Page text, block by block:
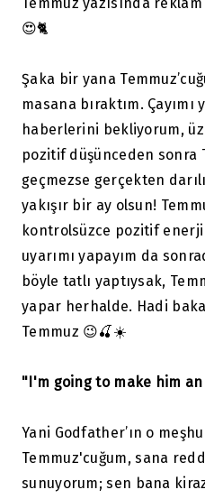
😍🐈
Şaka bir yana
masana bıraktım.
haberlerini bekliyorum,
pozitif düşünceden sonra
geçmezse gerçekten
yakışır bir ay olsun!
kontrolsüzce pozitif enerji
uyarımı yapayım da
böyle tatlı yaptıysak,
yapar herhalde. Hadi
Temmuz 😉🍒☀️
"I'm going to make him
Yani Godfather’ın o
Temmuz'cuğum, sana
sunuyorum; sen bana